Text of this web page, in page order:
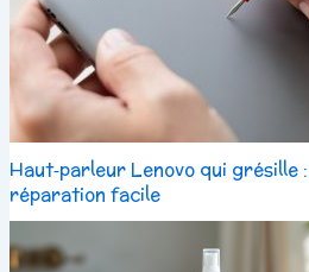
Haut‑parleur Lenovo qui grésille
réparation facile